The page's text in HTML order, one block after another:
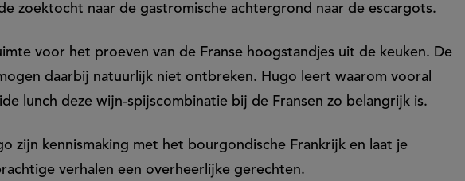
zoektocht naar de gastromische achtergrond naar de escargots.
voor het proeven van de Franse hoogstandjes uit de keuken. De
daarbij natuurlijk niet ontbreken. Hugo leert waarom vooral
lunch deze wijn-spijscombinatie bij de Fransen zo belangrijk is.
zijn kennismaking met het bourgondische Frankrijk en laat je
verhalen een overheerlijke gerechten.